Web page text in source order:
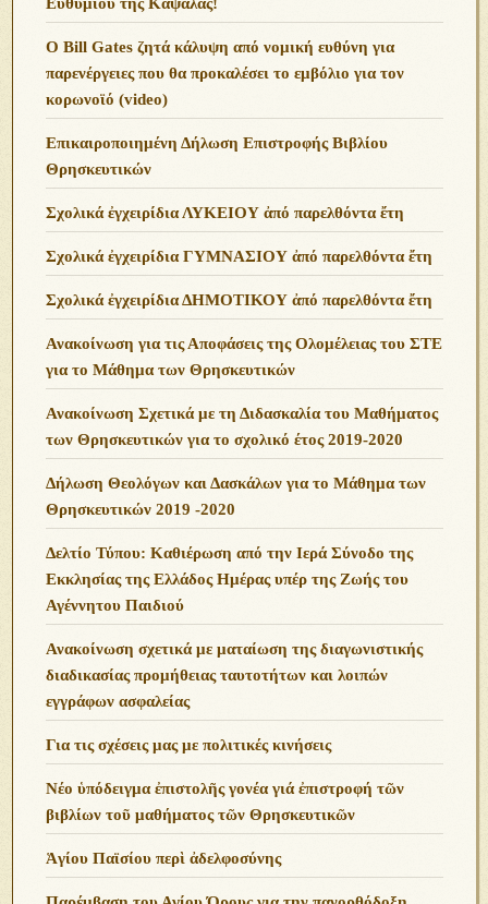
O Bill Gates ζητά κάλυψη από νομική ευθύνη για
παρενέργειες που θα προκαλέσει το εμβόλιο για τον
κορωνοϊό (video)
Επικαιροποιημένη Δήλωση Επιστροφής Βιβλίου
Θρησκευτικών
Σχολικά ἐγχειρίδια ΛΥΚΕΙΟΥ ἀπό παρελθόντα ἔτη
Σχολικά ἐγχειρίδια ΓΥΜΝΑΣΙΟΥ ἀπό παρελθόντα ἔτη
Σχολικά ἐγχειρίδια ΔΗΜΟΤΙΚΟΥ ἀπό παρελθόντα ἔτη
Ανακοίνωση για τις Αποφάσεις της Ολομέλειας του ΣΤΕ
για το Μάθημα των Θρησκευτικών
Ανακοίνωση Σχετικά με τη Διδασκαλία του Μαθήματος
των Θρησκευτικών για το σχολικό έτος 2019-2020
Δήλωση Θεολόγων και Δασκάλων για το Μάθημα των
Θρησκευτικών 2019 -2020
Δελτίο Τύπου: Καθιέρωση από την Ιερά Σύνοδο της
Εκκλησίας της Ελλάδος Ημέρας υπέρ της Ζωής του
Αγέννητου Παιδιού
Ανακοίνωση σχετικά με ματαίωση της διαγωνιστικής
διαδικασίας προμήθειας ταυτοτήτων και λοιπών
εγγράφων ασφαλείας
Για τις σχέσεις μας με πολιτικές κινήσεις
Νέο ὑπόδειγμα ἐπιστολῆς γονέα γιά ἐπιστροφή τῶν
βιβλίων τοῦ μαθήματος τῶν Θρησκευτικῶν
Ἁγίου Παϊσίου περὶ ἀδελφοσύνης